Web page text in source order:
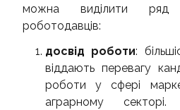
можна виділити ряд
роботодавців:
досвід роботи:
віддають перевагу
роботи у сфері
аграрному